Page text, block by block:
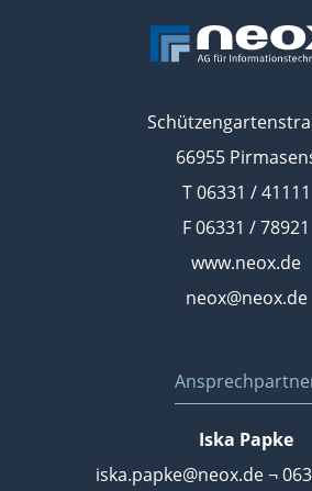
66955
T 06331 / 41111
F 06331 / 78921
www.neox.de
neox@neox.de
Iska Papke
iska.papke@neox.de¬